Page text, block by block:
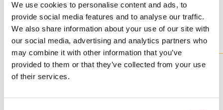
We use cookies to personalise content and ads, to
provide social media features and to analyse our traffic.
We also share information about your use of our site with
our social media, advertising and analytics partners who
may combine it with other information that you’ve
provided to them or that they’ve collected from your use
of their services.
Настраиваемыйи
индивидуальный
Доступные цвета